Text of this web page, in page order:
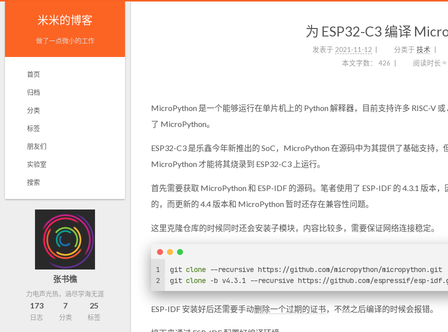
米米的博客
做了一点微小的工作
首页
归档
分类
标签
朋友们
实验室
搜索
张书樵
力电声光热，涵尽学海无涯
173
日志
7
分类
25
标签
为 ESP32-C3 编译
发表于 2021-11-12 分类于 技术
本文字数：
426 阅读时长 ≈
MicroPython 是一个能够运行在单片机上的 Python 解释器，目前支持许多 RISC-V
了 MicroPython。
ESP32-C3 是乐鑫今年新推出的 SoC，MicroPython 在源码中为其提供了基础支持
MicroPython 才能将其烧录到 ESP32-C3 上运行。
首先需要获取 MicroPython 和 ESP-IDF 的源码。笔者使用了 ESP-IDF 的 4.3.1 版本
的，而更新的 4.4 版本和 MicroPython 暂时还存在兼容性问题。
这里克隆仓库的时候同时还会安装子模块，内容比较多，需要保证网络连接稳定。
1
2
git clone --recursive https://github.com/micropython/micropython.git
git clone -b v4.3.1 --recursive https://github.com/espressif/esp-
ESP-IDF 安装好后还需要手动删除一个过期的证书 ，不然之后编译的时候会报错。